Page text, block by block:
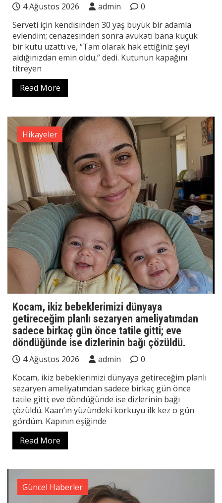
4 Ağustos 2026 admin
0
Serveti için kendisinden 30 yaş büyük bir adamla
evlendim; cenazesinden sonra avukatı bana küçük
bir kutu uzattı ve, “Tam olarak hak ettiğiniz şeyi
aldığınızdan emin oldu,” dedi. Kutunun kapağını
titreyen
Read More
Hikayeler
Kocam, ikiz bebeklerimizi dünyaya
getireceğim planlı sezaryen ameliyatımdan
sadece birkaç gün önce tatile gitti; eve
döndüğünde ise dizlerinin bağı çözüldü.
4 Ağustos 2026 admin
0
Kocam, ikiz bebeklerimizi dünyaya getireceğim planlı
sezaryen ameliyatımdan sadece birkaç gün önce
tatile gitti; eve döndüğünde ise dizlerinin bağı
çözüldü. Kaan’ın yüzündeki korkuyu ilk kez o gün
gördüm. Kapının eşiğinde
Read More
Güncel Haberler